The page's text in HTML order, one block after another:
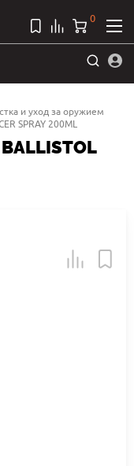
0
и уход за оружием
SPRAY 200ML